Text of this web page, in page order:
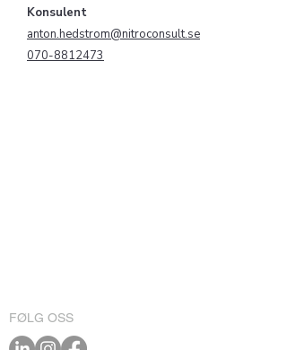
Konsulent
anton.hedstrom@nitroconsult.se
070-8812473
FØLG OSS